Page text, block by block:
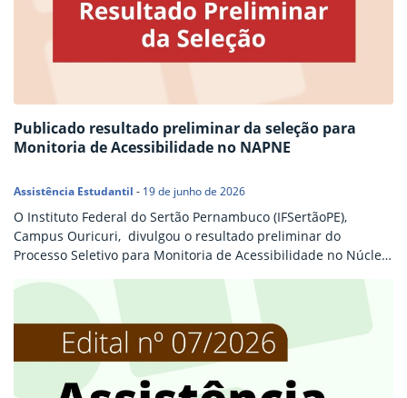
Publicado resultado preliminar da seleção para
Monitoria de Acessibilidade no NAPNE
Assistência Estudantil - 19 de junho de 2026
O Instituto Federal do Sertão Pernambuco (IFSertãoPE),
Campus Ouricuri, divulgou o resultado preliminar do
Processo Seletivo para Monitoria de Acessibilidade no Núcleo
Específicas (NAPNE). Compartilhar conteúdo: Facebook Twitter
LinkedIn Pinterest WhatsApp